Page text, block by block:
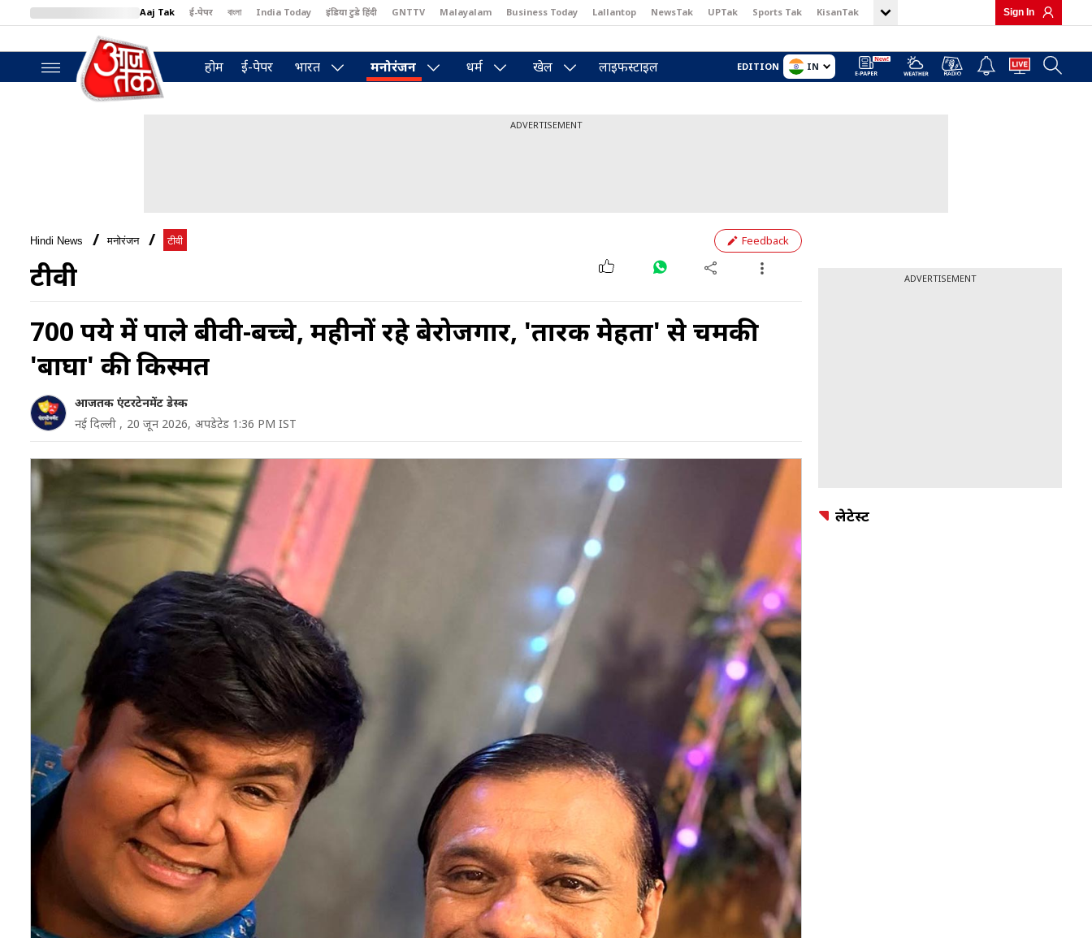
Aaj Tak ई-पेपर বাংলা India Today इंडिया टुडे हिंदी GNTTV Malayalam Business Today Lallantop NewsTak UPTak Sports Tak KisanTak
BT Bazaar
Sign In
होम ई-पेपर भारत मनोरंजन धर्म खेल लाइफस्टाइल EDITION IN
ADVERTISEMENT
Hindi News मनोरंजन टीवी Feedback
टीवी
700 रुपये में पाले बीवी-बच्चे, महीनों रहे बेरोजगार, 'तारक मेहता' से चमकी
'बाघा' की किस्मत
आजतक एंटरटेनमेंट डेस्क
नई दिल्ली , 20 जून 2026, अपडेटेड 1:36 PM IST
ADVERTISEMENT
लेटेस्ट